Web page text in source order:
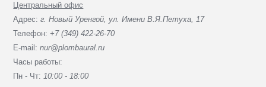
Центральный офис
Адрес:г. Новый Уренгой, ул. Имени В.Я.Петуха, 17
Телефон: +7 (349) 422-26-70
E-mail:nur@plombaural.ru
Часы работы:
Пн - Чт:10:00 - 18:00